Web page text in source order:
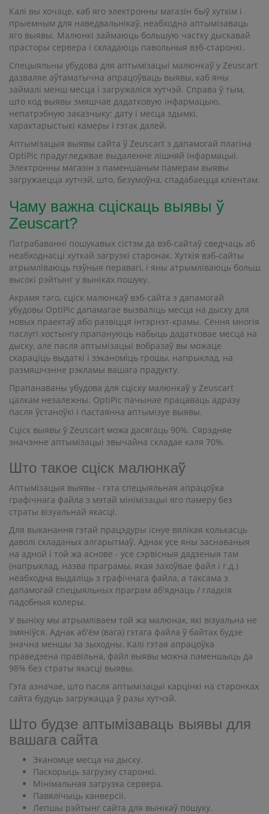
Калі вы хочаце, каб яго электронны магазін быў хуткім і
прыемным для наведвальнікаў, неабходна аптымізаваць
яго выявы. Малюнкі займаюць большую частку дыскавай
прасторы сервера і складаюць павольныя вэб-старонкі.
Спецыяльны убудова для аптымізацыі малюнкаў у Zeuscart
дазваляе аўтаматычна апрацоўваць выявы, каб яны
займалі менш месца і загружаліся хутчэй. Справа ў тым,
што код выявы змяшчае дадатковую інфармацыю,
непатрэбную заказчыку: дату і месца здымкі,
характарыстыкі камеры і гэтак далей.
Аптымізацыя выявы сайта ў Zeuscart з дапамогай плагіна
OptiPic прадугледжвае выдаленне лішняй інфармацыі.
Электронны магазін з паменшаным памерам выявы
загружаецца хутчэй, што, безумоўна, спадабаецца кліентам.
Чаму важна сціскаць выявы ў
Zeuscart?
Патрабаванні пошукавых сістэм да вэб-сайтаў сведчаць аб
неабходнасці хуткай загрузкі старонак. Хуткія вэб-сайты
атрымліваюць пэўныя перавагі, і яны атрымліваюць больш
высокі рэйтынг у выніках пошуку.
Акрамя таго, сціск малюнкаў вэб-сайта з дапамогай
убудовы OptiPic дапамагае вызваліць месца на дыску для
новых праектаў або развіцця інтэрнэт-крамы. Сёння многія
паслугі хостынгу прапануюць набыць дадатковае месца на
дыску, але пасля аптымізацыі вобразаў вы можаце
скараціць выдаткі і зэканоміць грошы, напрыклад, на
размяшчэнне рэкламы вашага прадукту.
Прапанаваны убудова для сціску малюнкаў у Zeuscart
цалкам незалежны. OptiPic пачынае працаваць адразу
пасля ўстаноўкі і пастаянна аптымізуе выявы.
Сціск выявы ў Zeuscart можа дасягаць 90%. Сярэдняе
значэнне аптымізацыі звычайна складае каля 70%.
Што такое сціск малюнкаў
Аптымізацыя выявы - гэта спецыяльная апрацоўка
графічнага файла з мэтай мінімізацыі яго памеру без
страты візуальнай якасці.
Для выканання гэтай працэдуры існуе вялікая колькасць
даволі складаных алгарытмаў. Аднак усе яны заснаваныя
на адной і той жа аснове - усе сэрвісныя дадзеныя там
(напрыклад, назва праграмы, якая захоўвае файл і г.д.)
неабходна выдаліць з графічнага файла, а таксама з
дапамогай спецыяльных праграм аб'яднаць / гладкія
падобныя колеры.
У выніку мы атрымліваем той жа малюнак, які візуальна не
змяніўся. Аднак аб'ём (вага) гэтага файла ў байтах будзе
значна меншы за зыходны. Калі гэтая апрацоўка
праведзена правільна, файл выявы можна паменшыць да
98% без страты якасці выявы.
Гэта азначае, што пасля аптымізацыі карцінкі на старонках
сайта будуць загружацца ў разы хутчэй.
Што будзе аптымізаваць выявы для
вашага сайта
Эканомце месца на дыску.
Паскорыць загрузку старонкі.
Мінімальная загрузка сервера.
Павялічыць канверсіі.
Лепшы рэйтынг сайта для вынікаў пошуку.